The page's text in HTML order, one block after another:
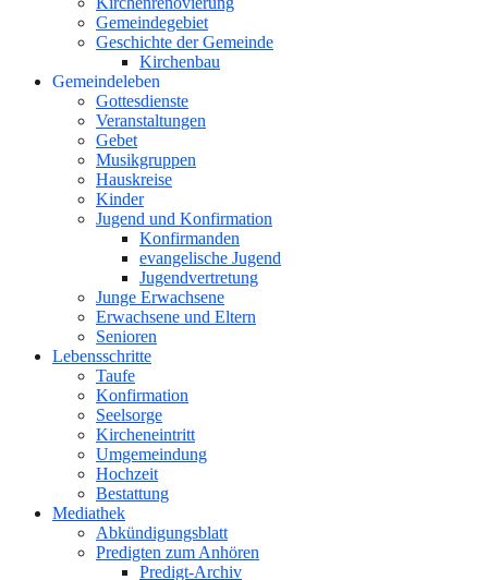
Gemeindegebiet
Geschichte der Gemeinde
Kirchenbau
Gemeindeleben
Gottesdienste
Veranstaltungen
Gebet
Musikgruppen
Hauskreise
Kinder
Jugend und Konfirmation
Konfirmanden
evangelische Jugend
Jugendvertretung
Junge Erwachsene
Erwachsene und Eltern
Senioren
Lebensschritte
Taufe
Konfirmation
Seelsorge
Kircheneintritt
Umgemeindung
Hochzeit
Bestattung
Mediathek
Abkündigungsblatt
Predigten zum Anhören
Predigt-Archiv